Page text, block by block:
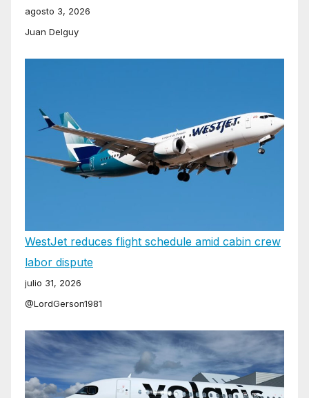
agosto 3, 2026
Juan Delguy
WestJet reduces flight schedule amid cabin crew
labor dispute
julio 31, 2026
@LordGerson1981